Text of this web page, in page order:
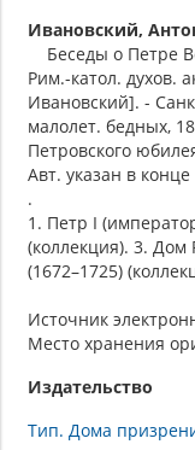
Ивановский,
Беседы о Петре
Рим.-катол. духов.
Ивановский]. -
малолет. бедных,
Петровского
Авт. указан в
.
1. Петр I
(коллекция). 3. Дом
(1672–1725)
Источник
Место хранения
Издательство
Тип. Дома